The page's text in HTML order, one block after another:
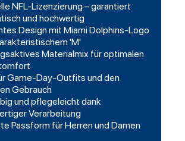
NFL-Lizenzierung – garantiert
und hochwertig
Design mit Miami Dolphins-Logo
'M'
Materialmix für optimalen
Game-Day-Outfits und den
Gebrauch
und pflegeleicht dank
Verarbeitung
Passform für Herren und Damen